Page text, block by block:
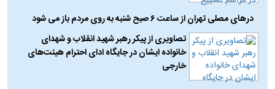
درهای مصلی تهران از ساعت ۶ صبح شنبه به روی مردم باز می شود
تصاویری از پیکر رهبر شهید انقلاب و شهدای
خانواده ایشان در جایگاه ادای احترام هیئت‌های
خارجی